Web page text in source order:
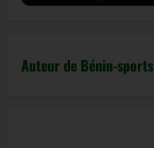
Auteur de Bénin-sports